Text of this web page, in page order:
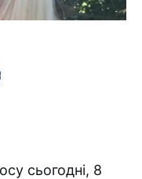
сьогодні, 8